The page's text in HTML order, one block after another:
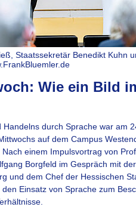
Staatssekretär Benedikt Kuhn
Wie ein Bild
durch Sprache war am
auf dem Campus
einem Impulsvortrag von
Borgfeld im Gespräch mit
und dem Chef der Hessischen
Einsatz von Sprache zum